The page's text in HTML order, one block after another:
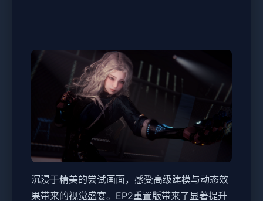
沉浸于精美的尝试画面，感受高级建模与动态效
果带来的视觉盛宴。EP2重置版带来了显著提升